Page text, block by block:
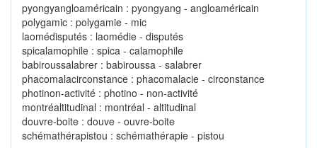
pyongyangloaméricain : pyongyang - angloaméricain
polygamic : polygamie - mic
laomédisputés : laomédie - disputés
spicalamophile : spica - calamophile
babiroussalabrer : babiroussa - salabrer
phacomalacirconstance : phacomalacie - circonstance
photinon-activité : photino - non-activité
montréaltitudinal : montréal - altitudinal
douvre-boite : douve - ouvre-boite
schémathérapistou : schémathérapie - pistou